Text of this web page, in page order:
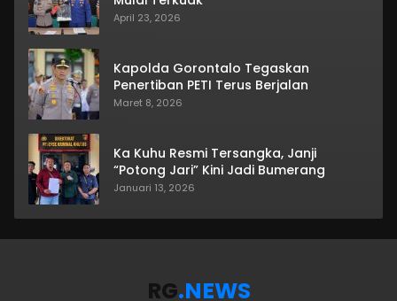
April 23, 2026
Kapolda Gorontalo Tegaskan
Penertiban PETI Terus Berjalan
Maret 8, 2026
Ka Kuhu Resmi Tersangka, Janji
“Potong Jari” Kini Jadi Bumerang
Januari 13, 2026
RG.NEWS